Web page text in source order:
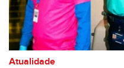
Atualidade